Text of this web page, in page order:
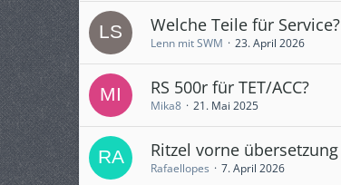
Welche Teile für Service?
Lenn mit SWM 23. April 2026
RS 500r für TET/ACC?
Mika8 21. Mai 2025
Ritzel vorne übersetzung
Rafaellopes 7. April 2026